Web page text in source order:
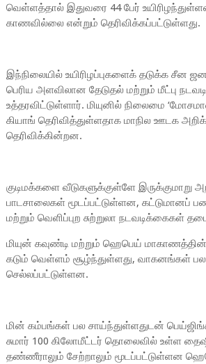
வெள்ளத்தால் இதுவரை 44 பேர்
காணவில்லை என்றும் தெரிவிக்கப்பட்டுள்ளது.
இந்நிலையில் உயிரிழப்புகளைக் தடுக்க சீன
பெரிய அளவிலான தேடுதல் மற்றும் மீட்பு
உத்தரவிட்டுள்ளார். மியுனில் நிலைமை
கியாங் தெரிவித்துள்ளதாக மாநில ஊடக
தெரிவிக்கின்றன.
குடிமக்களை வீடுகளுக்குள்ளே இருக்குமாறு
பாடசாலைகள் மூடப்பட்டுள்ளன, கட்டுமானப்
மற்றும் வெளிப்புற சுற்றுலா நடவடிக்கைகள்
மியுன் கவுண்டி மற்றும் ஹெபெய்
கடும் வெள்ளம் சூழ்ந்துள்ளது, வாகனங்கள் பல
செல்லப்பட்டுள்ளன.
மின் கம்பங்கள் பல சாய்ந்துள்ளதுடன்
சுமார் 100 கிலோமீட்டர் தொலைவில் உள்ள
தண்ணீராலும் சேற்றாலும் மூடப்பட்டுள்ளன